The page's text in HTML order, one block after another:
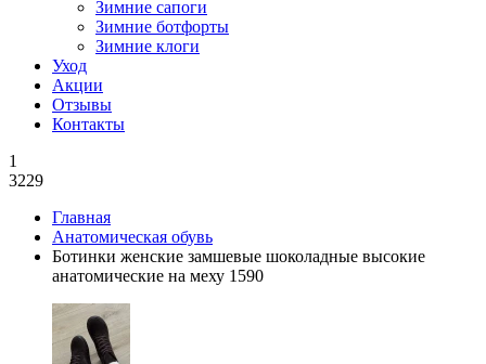
Зимние сапоги
Зимние ботфорты
Зимние клоги
Уход
Акции
Отзывы
Контакты
1
3229
Главная
Анатомическая обувь
Ботинки женские замшевые шоколадные высокие
анатомические на меху 1590